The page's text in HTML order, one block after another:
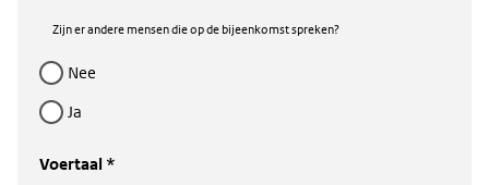
Zijn er andere mensen die op de bijeenkomst spreken?
nee
ja
Voertaal *